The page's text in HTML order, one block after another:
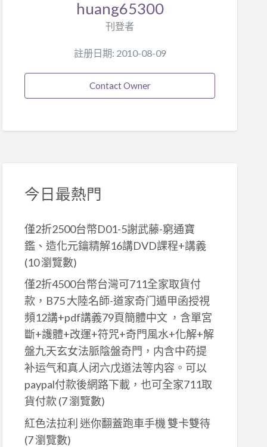
huang65300
刊登者
註册日期: 2010-08-09
Contact Owner
今日最熱門
僅2折2500台幣D01-5謝武藤-窮通寶
鑑、造化元鑰精解16講DVD課程+講義
(10 瀏覽數)
僅2折4500台幣台灣可711全家取貨付
款，B75 大陸名師-道家奇门遁甲函授視
頻12講+pdf講義79頁簡體中文 ，含單宮
斷+護體+改運+符咒+奇門風水+化解+解
盤九天玄女法脈陰盤奇門，内含中药提
补运气和真人闭六戊道法等内容。可以
paypal付款後網路下載，也可全家711取
貨付款 (7 瀏覽數)
紅色法拉利 迷你翻蓋跑車手機 雙卡雙待
(7 瀏覽數)